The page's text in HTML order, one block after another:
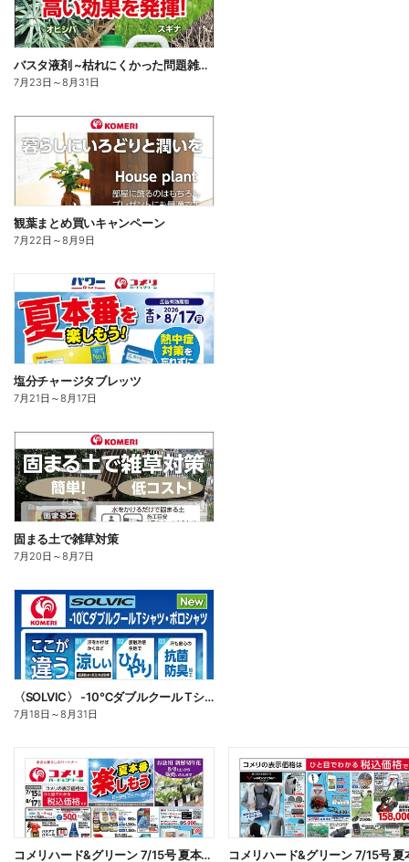
バスタ液剤 ~枯れにくかった問題雑草に高い効果を発揮!~
7月23日 ～8月31日
観葉まとめ買いキャンペーン
7月22日 ～8月9日
塩分チャージタブレッツ
7月21日 ～8月17日
固まる土で雑草対策
7月20日 ～8月7日
〈SOLVIC〉 -10℃ダブルクール Tシャツ・ポロシャツ
7月18日 ～8月31日
コメリハード&グリーン 7/15号 夏本番を楽しもう オモテ